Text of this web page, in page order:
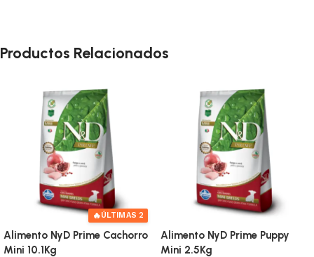
Productos Relacionados
🔥ÚLTIMAS 2
Alimento NyD Prime Cachorro
Mini 10.1Kg
Alimento NyD Prime Puppy
Mini 2.5Kg